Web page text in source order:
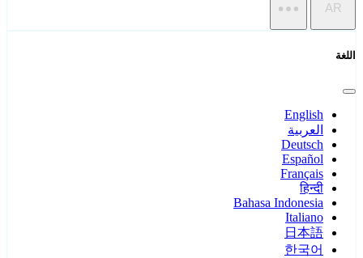
AR
اللغة
English
العربية
Deutsch
Español
Français
हिन्दी
Bahasa Indonesia
Italiano
日本語
한국어